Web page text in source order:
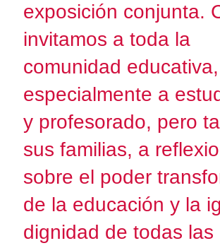
exposición conjunta.
invitamos a toda la
comunidad educativa,
especialmente a
y profesorado, pero
sus familias, a
sobre el poder
de la educación y la
dignidad de todas las